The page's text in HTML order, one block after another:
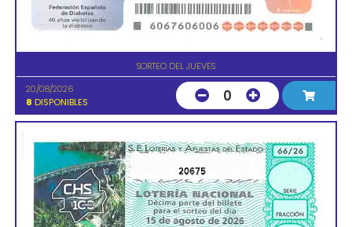
SORTEO DEL JUEVES
20/08/2026
8 DISPONIBLES 0
20675